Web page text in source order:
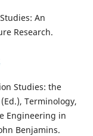
An
Research.
Studies: the
Terminology,
Engineering in
Benjamins.